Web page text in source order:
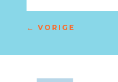
← VORIGE